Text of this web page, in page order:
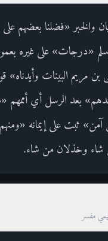
«فضلنا بعضهم
«درجات» على غيره
بن مريم البينات
بعد الرسل أي أممهم
ثبت على إيمانه
شاء وخذلان من شاء.
مفسر